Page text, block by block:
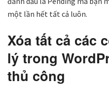
một lần hết tất cả luôn.
Xóa tất cả các
lý trong
thủ công